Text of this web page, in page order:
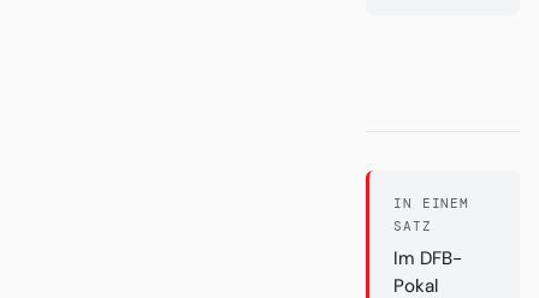
IN EINEM
SATZ
Im DFB-
Pokal